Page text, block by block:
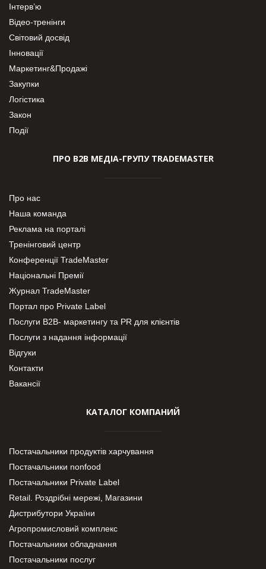
Інтерв’ю
Відео-тренінги
Світовий досвід
Інновації
Маркетинг&Продажі
Закупки
Логістика
Закон
Події
ПРО В2В МЕДІА-ГРУПУ TRADEMASTER
Про нас
Наша команда
Реклама на порталі
Тренінговий центр
Конференції TradeMaster
Національні Премії
Журнал TradeMaster
Портал про Private Label
Послуги В2В- маркетингу та PR для клієнтів
Послуги з надання інформації
Відгуки
Контакти
Вакансії
КАТАЛОГ КОМПАНИЙ
Постачальники продуктів харчування
Постачальники nonfood
Постачальники Private Label
Retail. Роздрібні мережі, Магазини
Дистрибутори України
Агропромисловий комплекс
Постачальники обладнання
Постачальники послуг